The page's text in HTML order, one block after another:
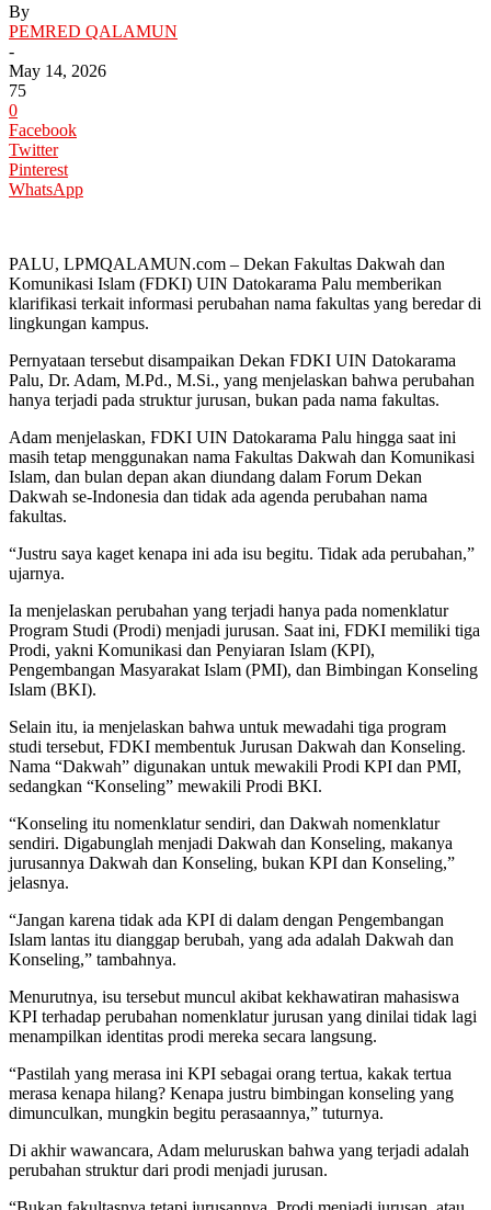
By
PEMRED QALAMUN
-
May 14, 2026
75
0
Facebook
Twitter
Pinterest
WhatsApp
PALU, LPMQALAMUN.com – Dekan Fakultas Dakwah dan
Komunikasi Islam (FDKI) UIN Datokarama Palu memberikan
klarifikasi terkait informasi perubahan nama fakultas yang beredar di
lingkungan kampus.
Pernyataan tersebut disampaikan Dekan FDKI UIN Datokarama
Palu, Dr. Adam, M.Pd., M.Si., yang menjelaskan bahwa perubahan
hanya terjadi pada struktur jurusan, bukan pada nama fakultas.
Adam menjelaskan, FDKI UIN Datokarama Palu hingga saat ini
masih tetap menggunakan nama Fakultas Dakwah dan Komunikasi
Islam, dan bulan depan akan diundang dalam Forum Dekan
Dakwah se-Indonesia dan tidak ada agenda perubahan nama
fakultas.
“Justru saya kaget kenapa ini ada isu begitu. Tidak ada perubahan,”
ujarnya.
Ia menjelaskan perubahan yang terjadi hanya pada nomenklatur
Program Studi (Prodi) menjadi jurusan. Saat ini, FDKI memiliki tiga
Prodi, yakni Komunikasi dan Penyiaran Islam (KPI),
Pengembangan Masyarakat Islam (PMI), dan Bimbingan Konseling
Islam (BKI).
Selain itu, ia menjelaskan bahwa untuk mewadahi tiga program
studi tersebut, FDKI membentuk Jurusan Dakwah dan Konseling.
Nama “Dakwah” digunakan untuk mewakili Prodi KPI dan PMI,
sedangkan “Konseling” mewakili Prodi BKI.
“Konseling itu nomenklatur sendiri, dan Dakwah nomenklatur
sendiri. Digabunglah menjadi Dakwah dan Konseling, makanya
jurusannya Dakwah dan Konseling, bukan KPI dan Konseling,”
jelasnya.
“Jangan karena tidak ada KPI di dalam dengan Pengembangan
Islam lantas itu dianggap berubah, yang ada adalah Dakwah dan
Konseling,” tambahnya.
Menurutnya, isu tersebut muncul akibat kekhawatiran mahasiswa
KPI terhadap perubahan nomenklatur jurusan yang dinilai tidak lagi
menampilkan identitas prodi mereka secara langsung.
“Pastilah yang merasa ini KPI sebagai orang tertua, kakak tertua
merasa kenapa hilang? Kenapa justru bimbingan konseling yang
dimunculkan, mungkin begitu perasaannya,” tuturnya.
Di akhir wawancara, Adam meluruskan bahwa yang terjadi adalah
perubahan struktur dari prodi menjadi jurusan.